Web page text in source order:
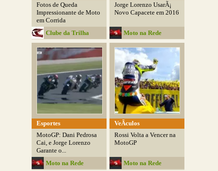
Fotos de Queda
Impressionante de Moto
em Corrida
Clube da Trilha
Jorge Lorenzo UsarÃ¡
Novo Capacete em 2016
Moto na Rede
Esportes
MotoGP: Dani Pedrosa
Cai, e Jorge Lorenzo
Garante o...
Moto na Rede
VeÃ­culos
Rossi Volta a Vencer na
MotoGP
Moto na Rede